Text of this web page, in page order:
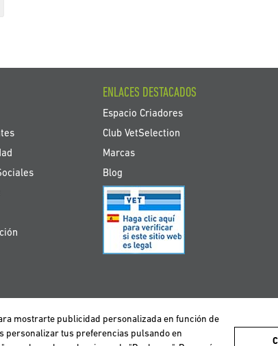
de los usuarios y de este modo poder ofrecer un mejor
página
ENLACES DESTACADOS
Espacio Criadores
Club VetSelection
Marcas
Blog
ESPAÑA FRANCE ITALIA NEDERLAND
mostrarte publicidad personalizada en función de
personalizar tus preferencias pulsando en